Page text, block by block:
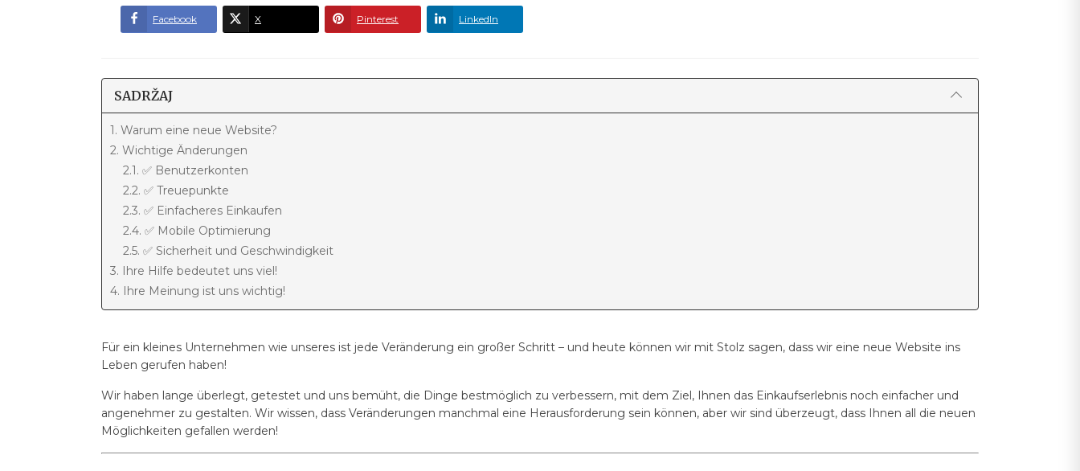
Facebook X Pinterest LinkedIn
SADRŽAJ
1. Warum eine neue Website?
2. Wichtige Änderungen
2.1. ✅ Benutzerkonten
2.2. ✅ Treuepunkte
2.3. ✅ Einfacheres Einkaufen
2.4. ✅ Mobile Optimierung
2.5. ✅ Sicherheit und Geschwindigkeit
3. Ihre Hilfe bedeutet uns viel!
4. Ihre Meinung ist uns wichtig!
Für ein kleines Unternehmen wie unseres ist jede Veränderung ein großer Schritt – und heute können wir mit Stolz sagen, dass wir eine neue Website ins
Leben gerufen haben!
Wir haben lange überlegt, getestet und uns bemüht, die Dinge bestmöglich zu verbessern, mit dem Ziel, Ihnen das Einkaufserlebnis noch einfacher und
angenehmer zu gestalten. Wir wissen, dass Veränderungen manchmal eine Herausforderung sein können, aber wir sind überzeugt, dass Ihnen all die neuen
Möglichkeiten gefallen werden!